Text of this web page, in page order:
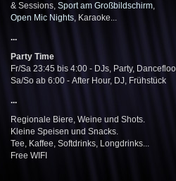
& Sessions, Sport am Großbildschirm,
Open Mic Nights, Karaoke...
...
Party Time
Fr/Sa 23:45 bis 4:00 - DJs, Party,
Sa/So ab 6:00 - After Hour, DJ, Frühstück
...
Regionale Biere, Weine und Shots.
Kleine Speisen und Snacks.
Tee, Kaffee, Softdrinks, Longdrinks...
Free WIFI